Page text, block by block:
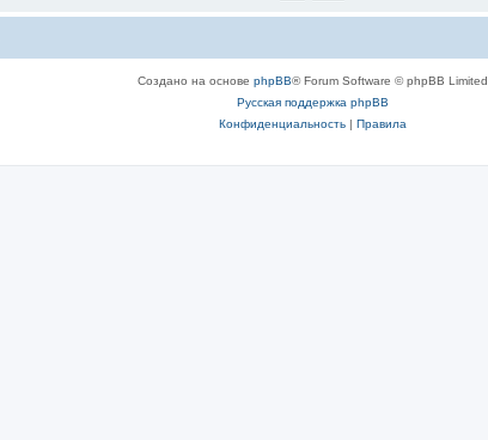
Создано на основе phpBB® Forum Software © phpBB Limited
Русская поддержка phpBB
Конфиденциальность| Правила